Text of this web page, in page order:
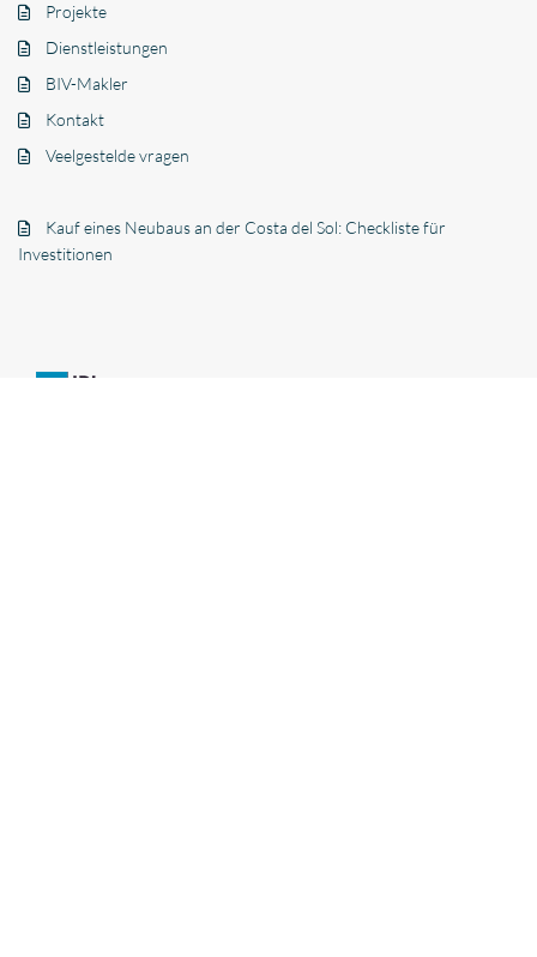
Projekte
Dienstleistungen
BIV-Makler
Kontakt
Veelgestelde vragen
Kauf eines Neubaus an der Costa del Sol: Checkliste für
Investitionen